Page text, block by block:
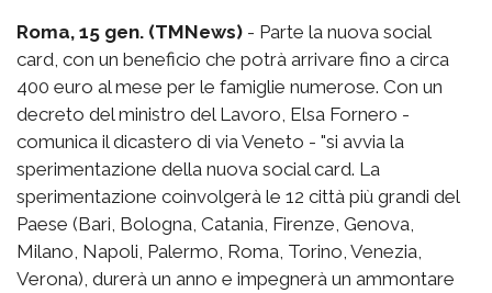
Roma, 15 gen. (TMNews) - Parte la nuova social
card, con un beneficio che potrà arrivare fino a circa
400 euro al mese per le famiglie numerose. Con un
decreto del ministro del Lavoro, Elsa Fornero -
comunica il dicastero di via Veneto - "si avvia la
sperimentazione della nuova social card. La
sperimentazione coinvolgerà le 12 città più grandi del
Paese (Bari, Bologna, Catania, Firenze, Genova,
Milano, Napoli, Palermo, Roma, Torino, Venezia,
Verona), durerà un anno e impegnerà un ammontare